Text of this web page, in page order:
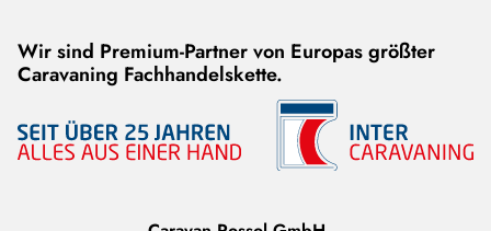
Wir sind Premium-Partner von Europas größter
Caravaning Fachhandelskette.